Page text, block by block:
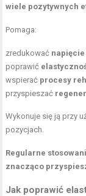
wiele pozytywnych
Pomaga:
zredukować
poprawić
wspierać procesy
przyspieszać
Wykonuje się ją przy
pozycjach.
Regularne
znacząco
Jak poprawić